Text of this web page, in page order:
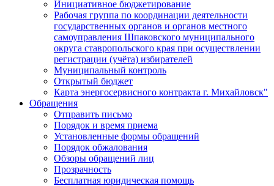
Инициативное бюджетирование
Рабочая группа по координации деятельности
государственных органов и органов местного
самоуправления Шпаковского муниципального
округа ставропольского края при осуществлении
регистрации (учёта) избирателей
Муниципальный контроль
Открытый бюджет
Карта энергосервисного контракта г. Михайловск"
Обращения
Отправить письмо
Порядок и время приема
Установленные формы обращений
Порядок обжалования
Обзоры обращений лиц
Прозрачность
Бесплатная юридическая помощь